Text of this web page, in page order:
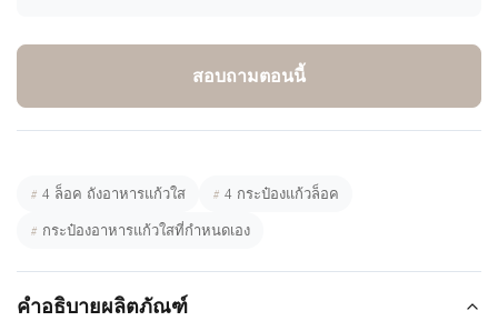
สอบถามตอนนี้
# 4 ล็อค ถังอาหารแก้วใส # 4 กระป๋องแก้วล็อค
# กระป๋องอาหารแก้วใสที่กําหนดเอง
คำอธิบายผลิตภัณฑ์